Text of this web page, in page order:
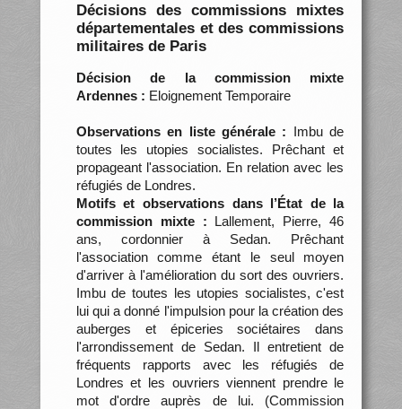
Décisions des commissions mixtes
départementales et des commissions
militaires de Paris
Décision de la commission mixte
Ardennes : Eloignement Temporaire
Observations en liste générale : Imbu de
toutes les utopies socialistes. Prêchant et
propageant l'association. En relation avec les
réfugiés de Londres.
Motifs et observations dans l’État de la
commission mixte : Lallement, Pierre, 46
ans, cordonnier à Sedan. Prêchant
l'association comme étant le seul moyen
d'arriver à l'amélioration du sort des ouvriers.
Imbu de toutes les utopies socialistes, c'est
lui qui a donné l'impulsion pour la création des
auberges et épiceries sociétaires dans
l'arrondissement de Sedan. Il entretient de
fréquents rapports avec les réfugiés de
Londres et les ouvriers viennent prendre le
mot d'ordre auprès de lui. (Commission